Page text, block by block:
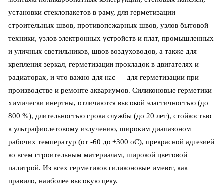
установки стеклопакетов в раму, для герметизации
строительных швов, противопожарных швов, узлов бытовой
техники, узлов электронных устройств и плат, промышленных
и уличных светильников, швов воздуховодов, а также для
крепления зеркал, герметизации прокладок в двигателях и
радиаторах, и что важно для нас — для герметизации при
производстве и ремонте аквариумов. Силиконовые герметики
химически инертны, отличаются высокой эластичностью (до
800 %), длительностью срока службы (до 20 лет), стойкостью
к ультрафиолетовому излучению, широким диапазоном
рабочих температур (от -60 до +300 оС), прекрасной адгезией
ко всем строительным материалам, широкой цветовой
палитрой. Из всех герметиков силиконовые имеют, как
правило, наиболее высокую цену.